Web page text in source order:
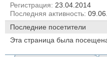
Регистрация
23.04.2014
Последняя активность
Последние посетители
Эта страница была